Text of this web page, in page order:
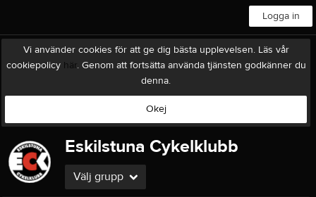
Logga in
Vi använder cookies för att ge dig bästa upplevelsen. Läs vår
cookiepolicy här. Genom att fortsätta använda tjänsten godkänner du
denna.
Okej
Eskilstuna Cykelklubb
Välj grupp